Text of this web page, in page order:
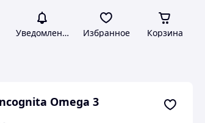
Уведомления Избранное Корзина
Omega 3